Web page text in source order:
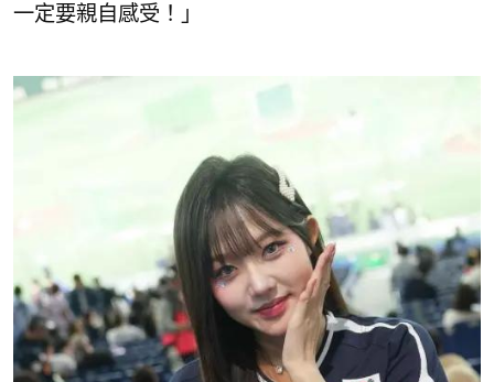
一定要親自感受！」